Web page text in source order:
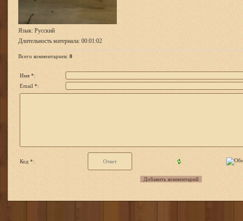
Язык: Русский
Длительность материала: 00:01:02
Всего комментариев: 0
Имя *:
Email *:
Код *: